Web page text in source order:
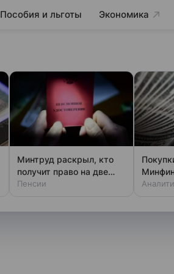
Пособия и льготы Экономика
Минтруд раскрыл, кто
получит право на две
пенсии
Пенсии